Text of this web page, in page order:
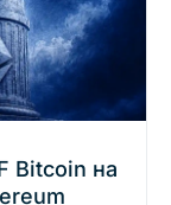
Bitcoin на